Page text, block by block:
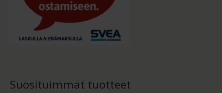
Suosituimmat tuotteet